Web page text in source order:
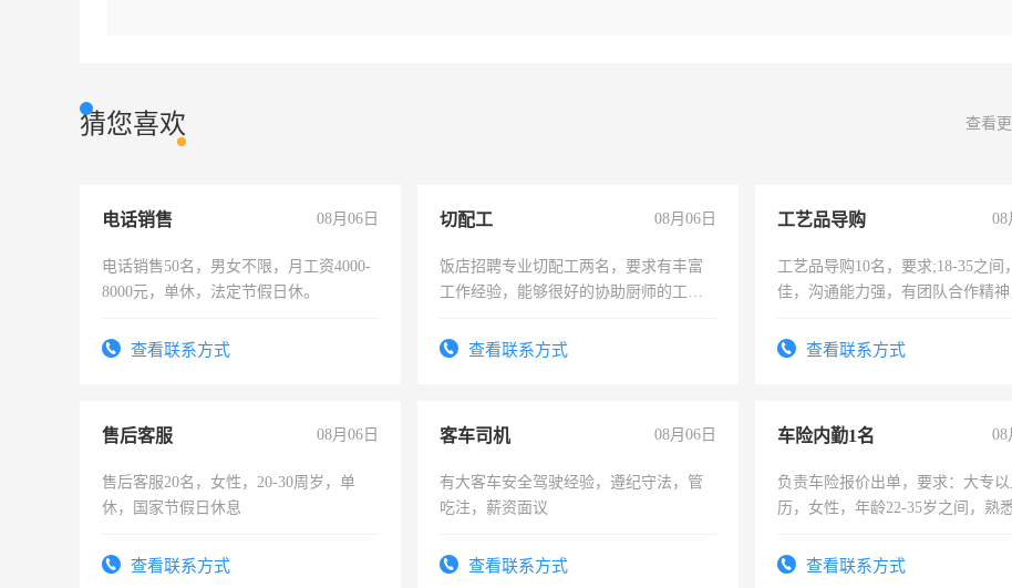
猜您喜欢 查看
电话销售 08月06日
电话销售50名，男女不限，月工资4000-
8000元，单休，法定节假日休。
查看联系方式
切配工 08月06日
饭店招聘专业切配工两名，要求有丰富
工作经验，能够很好的协助厨师的工
4500。查看联系方式
工艺品导购 08
工艺品导购10名，要求;18-35之间
佳，沟通能力强，有团队合作精神
查看联系方式
售后客服 08月06日
售后客服20名，女性，20-30周岁，单
休，国家节假日休息
查看联系方式
客车司机 08月06日
有大客车安全驾驶经验，遵纪守法，管
吃注，薪资面议
查看联系方式
车险内勤1名 08
负责车险报价出单，要求：大专
历，女性，年龄22-35岁之间，熟
试用期1-3个月，转正后交纳五险，
查看联系方式